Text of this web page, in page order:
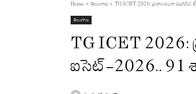
Home తెలంగాణ TG ICET 2026: ప్రశాంతంగా ముగిసిన
తెలంగాణ
TG ICET 2026:
ఐసెట్-2026.. 91